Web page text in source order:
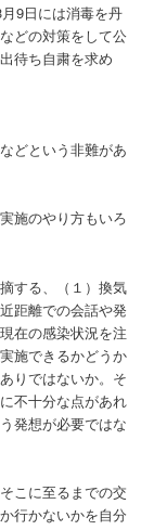
9日には消毒を丹
どの対策をして公
待ち自粛を求め
どという非難があ
施のやり方もいろ
する、（１）換気
距離での会話や発
在の感染状況を注
施できるかどうか
りではないか。そ
不十分な点があれ
発想が必要ではな
こに至るまでの交
行かないかを自分